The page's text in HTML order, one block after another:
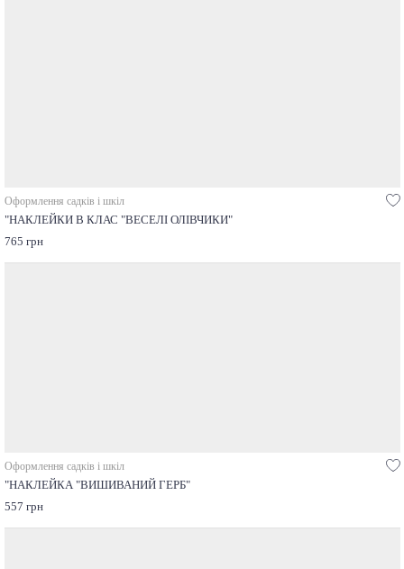
Оформлення садків і шкіл
"НАКЛЕЙКИ В КЛАС "ВЕСЕЛІ ОЛІВЧИКИ"
765 грн
Оформлення садків і шкіл
"НАКЛЕЙКА "ВИШИВАНИЙ ГЕРБ"
557 грн